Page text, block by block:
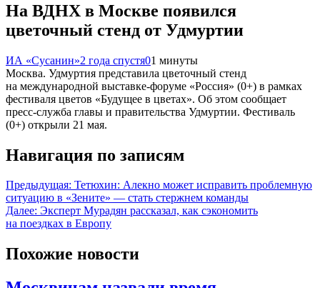
На ВДНХ в Москве появился
цветочный стенд от Удмуртии
ИА «Сусанин»2 года спустя01 минуты
Москва. Удмуртия представила цветочный стенд
на международной выставке-форуме «Россия» (0+) в рамках
фестиваля цветов «Будущее в цветах». Об этом сообщает
пресс-служба главы и правительства Удмуртии. Фестиваль
(0+) открыли 21 мая.
Навигация по записям
Предыдущая: Тетюхин: Алекно может исправить проблемную
ситуацию в «Зените» — стать стержнем команды
Далее: Эксперт Мурадян рассказал, как сэкономить
на поездках в Европу
Похожие новости